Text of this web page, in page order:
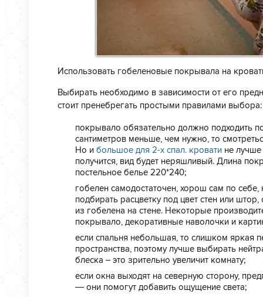
Использовать гобеленовые покрывала на
Выбирать необходимо в зависимости от его
стоит пренебрегать простыми правилами выбора:
покрывало обязательно должно подходить
сантиметров меньше, чем нужно, то
Но и большое для 2-х спал. кровати не лучше
получится, вид будет неряшливый. Длина
постельное белье 220*240;
гобелен самодостаточен, хорош сам по
подбирать расцветку под цвет стен или
из гобелена на стене. Некоторые
покрывало, декоративные наволочки и
если спальня небольшая, то слишком яркая
пространства, поэтому лучше выбирать
блеска – это зрительно увеличит комнату;
если окна выходят на северную сторону,
— они помогут добавить ощущение света;